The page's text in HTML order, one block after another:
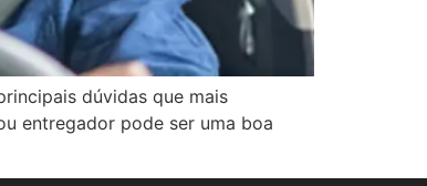
dúvidas que mais
entregador pode ser uma boa